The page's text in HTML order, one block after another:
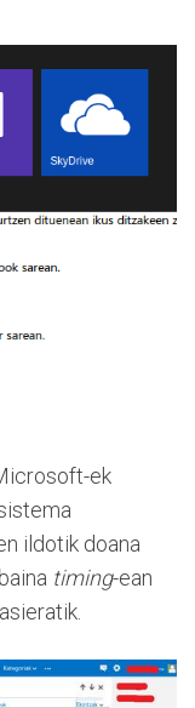
ek
ildotik doana
timing-ean